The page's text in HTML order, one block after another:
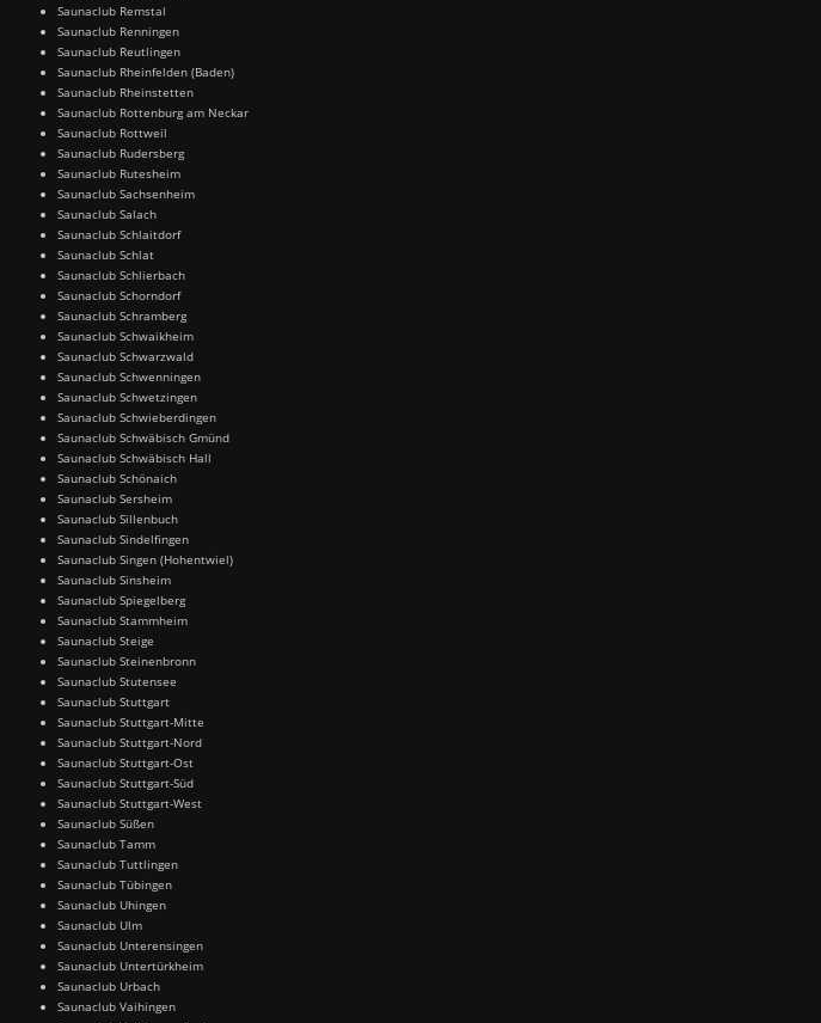
Saunaclub Remstal
Saunaclub Renningen
Saunaclub Reutlingen
Saunaclub Rheinfelden (Baden)
Saunaclub Rheinstetten
Saunaclub Rottenburg am Neckar
Saunaclub Rottweil
Saunaclub Rudersberg
Saunaclub Rutesheim
Saunaclub Sachsenheim
Saunaclub Salach
Saunaclub Schlaitdorf
Saunaclub Schlat
Saunaclub Schlierbach
Saunaclub Schorndorf
Saunaclub Schramberg
Saunaclub Schwaikheim
Saunaclub Schwarzwald
Saunaclub Schwenningen
Saunaclub Schwetzingen
Saunaclub Schwieberdingen
Saunaclub Schwäbisch Gmünd
Saunaclub Schwäbisch Hall
Saunaclub Schönaich
Saunaclub Sersheim
Saunaclub Sillenbuch
Saunaclub Sindelfingen
Saunaclub Singen (Hohentwiel)
Saunaclub Sinsheim
Saunaclub Spiegelberg
Saunaclub Stammheim
Saunaclub Steige
Saunaclub Steinenbronn
Saunaclub Stutensee
Saunaclub Stuttgart
Saunaclub Stuttgart-Mitte
Saunaclub Stuttgart-Nord
Saunaclub Stuttgart-Ost
Saunaclub Stuttgart-Süd
Saunaclub Stuttgart-West
Saunaclub Süßen
Saunaclub Tamm
Saunaclub Tuttlingen
Saunaclub Tübingen
Saunaclub Uhingen
Saunaclub Ulm
Saunaclub Unterensingen
Saunaclub Untertürkheim
Saunaclub Urbach
Saunaclub Vaihingen